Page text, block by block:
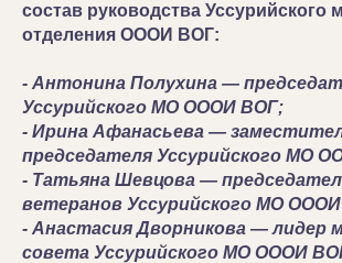
состав руководства Уссурийского
отделения ОООИ ВОГ:
- Антонина Полухина —
Уссурийского МО ОООИ ВОГ;
- Ирина Афанасьева —
председателя Уссурийского МО
- Татьяна Шевцова —
ветеранов Уссурийского МО
- Анастасия Дворникова — лидер
совета Уссурийского МО ОООИ